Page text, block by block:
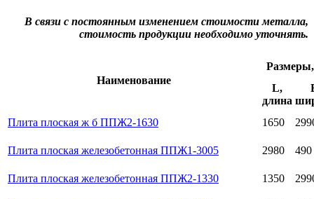
В связи с постоянным изменением стоимости металла,
стоимость продукции необходимо уточнять.
Наименование
L,
длина
Плита плоская ж б ППЖ2-1630
1650
Плита плоская железобетонная ППЖ1-3005 2980 490
Плита плоская железобетонная ППЖ2-1330 1350